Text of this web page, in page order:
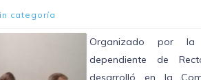
categoría
Organizado por la
dependiente de
desarrolló en la